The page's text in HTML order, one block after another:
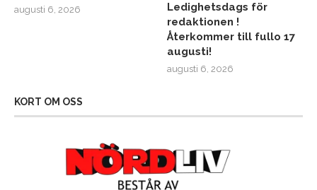
augusti 6, 2026
Ledighetsdags för
redaktionen !
Återkommer till fullo 17
augusti!
augusti 6, 2026
KORT OM OSS